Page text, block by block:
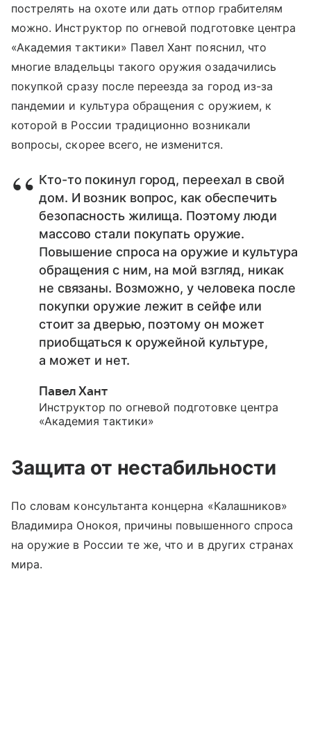
пострелять на охоте или дать отпор грабителям
можно. Инструктор по огневой подготовке центра
«Академия тактики» Павел Хант пояснил, что
многие владельцы такого оружия озадачились
покупкой сразу после переезда за город из-за
пандемии и культура обращения с оружием, к
которой в России традиционно возникали
вопросы, скорее всего, не изменится.
Кто-то покинул город, переехал в свой
дом. И возник вопрос, как обеспечить
безопасность жилища. Поэтому люди
массово стали покупать оружие.
Повышение спроса на оружие и культура
обращения с ним, на мой взгляд, никак
не связаны. Возможно, у человека после
покупки оружие лежит в сейфе или
стоит за дверью, поэтому он может
приобщаться к оружейной культуре,
а может и нет.
Павел Хант
Инструктор по огневой подготовке центра
«Академия тактики»
Защита от нестабильности
По словам консультанта концерна «Калашников»
Владимира Онокоя, причины повышенного спроса
на оружие в России те же, что и в других странах
мира.